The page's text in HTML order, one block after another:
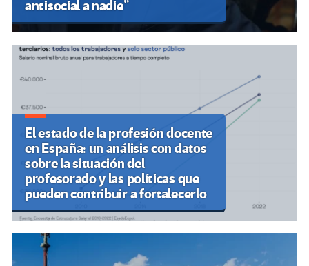
antisocial a nadie”
El estado de la profesión docente
en España: un análisis con datos
sobre la situación del
profesorado y las políticas que
pueden contribuir a fortalecerlo